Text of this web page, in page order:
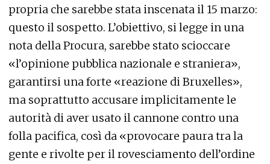
propria che sarebbe stata inscenata il 15 marzo:
questo il sospetto. L’obiettivo, si legge in una
nota della Procura, sarebbe stato scioccare
«l’opinione pubblica nazionale e straniera»,
garantirsi una forte «reazione di Bruxelles»,
ma soprattutto accusare implicitamente le
autorità di aver usato il cannone contro una
folla pacifica, così da «provocare paura tra la
gente e rivolte per il rovesciamento dell’ordine